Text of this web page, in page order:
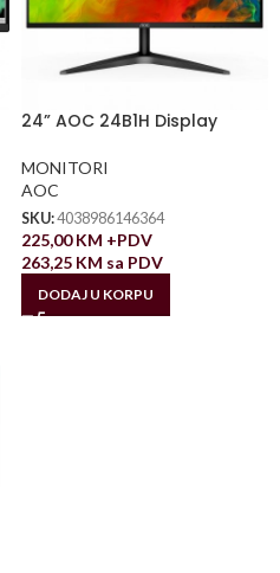
24” AOC 24B1H Display
MONITORI
AOC
SKU:4038986146364
225,00KM +PDV
263,25 KM sa PDV
DODAJ U KORPU